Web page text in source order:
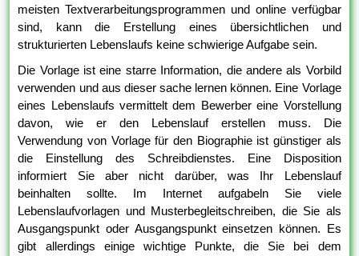
meisten Textverarbeitungsprogrammen und online verfügbar
sind, kann die Erstellung eines übersichtlichen und
strukturierten Lebenslaufs keine schwierige Aufgabe sein.
Die Vorlage ist eine starre Information, die andere als Vorbild
verwenden und aus dieser sache lernen können. Eine Vorlage
eines Lebenslaufs vermittelt dem Bewerber eine Vorstellung
davon, wie er den Lebenslauf erstellen muss. Die
Verwendung von Vorlage für den Biographie ist günstiger als
die Einstellung des Schreibdienstes. Eine Disposition
informiert Sie aber nicht darüber, was Ihr Lebenslauf
beinhalten sollte. Im Internet aufgabeln Sie viele
Lebenslaufvorlagen und Musterbegleitschreiben, die Sie als
Ausgangspunkt oder Ausgangspunkt einsetzen können. Es
gibt allerdings einige wichtige Punkte, die Sie bei dem